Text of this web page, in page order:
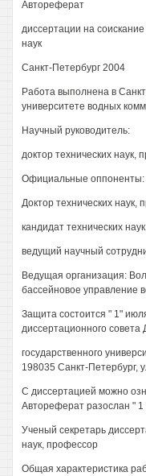
Автореферат
диссертации на
наук
Санкт-Петербург 2004
Работа выполнена в
университете водных
Научный руководитель:
доктор технических
Официальные оппоненты:
Доктор технических
кандидат технических
ведущий научный
Ведущая организация:
бассейновое управление
Защита состоится " 1"
диссертационного совета
государственного
198035 Санкт-Петербург,
С диссертацией можно
Автореферат разослан " 1
Ученый секретарь
наук, профессор
Общая характеристика